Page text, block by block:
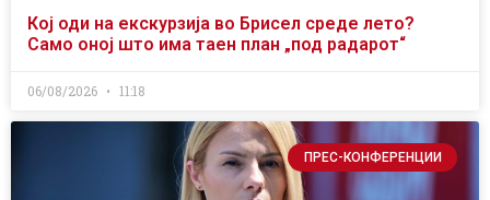
Кој оди на екскурзија во Брисел среде лето?
Само оној што има таен план „под радарот“
06/08/2026 11:18
ПРЕС-КОНФЕРЕНЦИИ